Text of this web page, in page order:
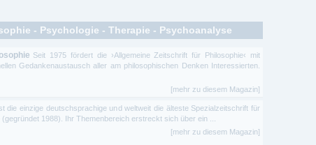
- Psychologie - Therapie - Psychoanalyse
Seit 1975 fördert die ›Allgemeine Zeitschrift für Philosophie‹ mit
Gedankenaustausch aller am philosophischen Denken Interessierten.
[mehr zu diesem Magazin]
die einzige deutschsprachige und weltweit die älteste Spezialzeitschrift für
1988). Ihr Themenbereich erstreckt sich über ein ...
[mehr zu diesem Magazin]